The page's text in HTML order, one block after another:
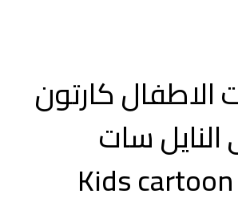
الاطفال كارتون
النايل سات